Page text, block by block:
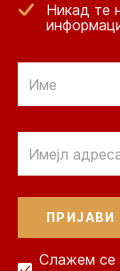
Никад те
Слажем се